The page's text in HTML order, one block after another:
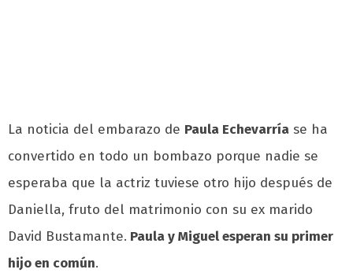
La noticia del embarazo de Paula Echevarría se ha
convertido en todo un bombazo porque nadie se
esperaba que la actriz tuviese otro hijo después de
Daniella, fruto del matrimonio con su ex marido
David Bustamante. Paula y Miguel esperan su primer
hijo en común.